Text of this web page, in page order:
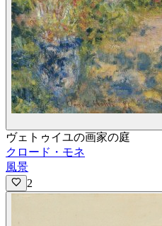
ヴェトゥイユの画家の庭
クロード・モネ
風景
2